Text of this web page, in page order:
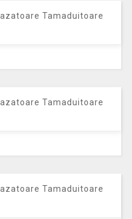
Tamaduitoare
Tamaduitoare
Tamaduitoare